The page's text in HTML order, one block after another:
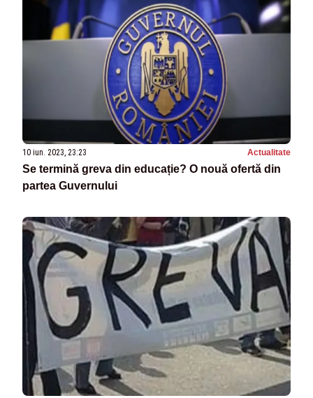
10 iun. 2023, 23:23 Actualitate
Se termină greva din educație? O nouă ofertă din
partea Guvernului